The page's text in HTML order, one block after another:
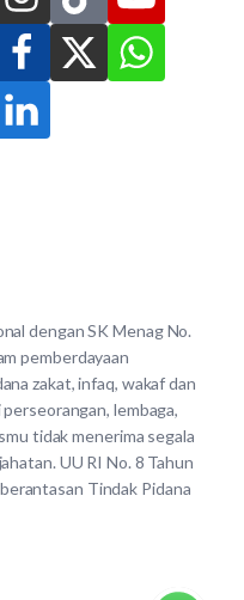
dengan SK Menag No.
pemberdayaan
zakat, infaq, wakaf dan
lembaga,
tidak menerima segala
UU RI No. 8 Tahun
Tindak Pidana